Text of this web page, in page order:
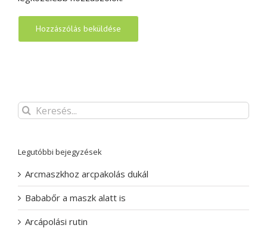
Keresés...
Legutóbbi bejegyzések
Arcmaszkhoz arcpakolás dukál
Bababőr a maszk alatt is
Arcápolási rutin